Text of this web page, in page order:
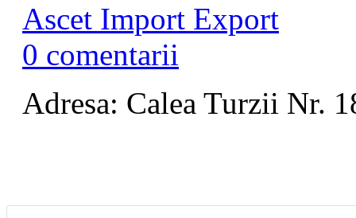
Ascet Import Export
0 comentarii
Adresa: Calea Turzii Nr.